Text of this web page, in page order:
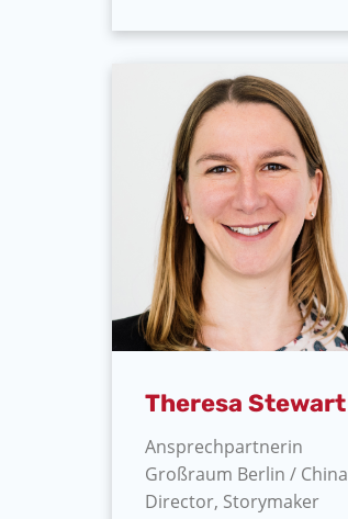
Theresa Stewart
Ansprechpartnerin
Großraum Berlin / China
Director, Storymaker